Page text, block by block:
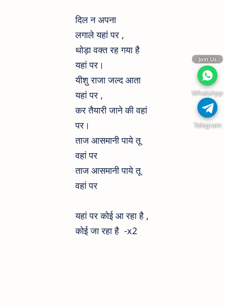
दिल न अपना
लगाले यहां पर ,
थोड़ा वक्त रह गया है
यहां पर।
यीशु राजा जल्द आता
यहां पर ,
कर तैयारी जाने की वहां
पर।
ताज आसमानी पाये तू
वहां पर
ताज आसमानी पाये तू
वहां पर
यहां पर कोई आ रहा है ,
कोई जा रहा है -x2
Join Us
WhatsApp
Telegram